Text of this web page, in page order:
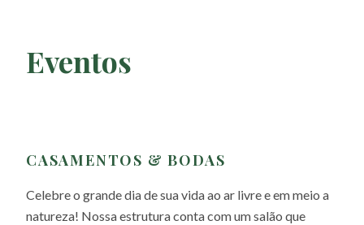
Eventos
CASAMENTOS & BODAS
Celebre o grande dia de sua vida ao ar livre e em meio a
natureza! Nossa estrutura conta com um salão que